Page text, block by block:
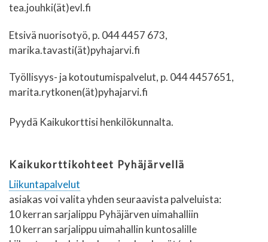
tea.jouhki(ät)evl.fi
Etsivä nuorisotyö, p. 044 4457 673,
marika.tavasti(ät)pyhajarvi.fi
Työllisyys- ja kotoutumispalvelut, p. 044 4457651,
marita.rytkonen(ät)pyhajarvi.fi
Pyydä Kaikukorttisi henkilökunnalta.
Kaikukorttikohteet Pyhäjärvellä
Liikuntapalvelut
asiakas voi valita yhden seuraavista palveluista:
10 kerran sarjalippu Pyhäjärven uimahalliin
10 kerran sarjalippu uimahallin kuntosalille